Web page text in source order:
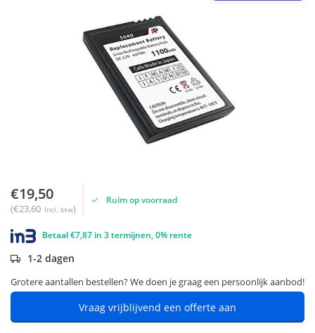
€19,50
(€23,60 Incl. btw)
Ruim op voorraad
Betaal €7,87 in 3 termijnen, 0% rente
1-2 dagen
Grotere aantallen bestellen? We doen je graag een persoonlijk aanbod!
Vraag vrijblijvend een offerte aan